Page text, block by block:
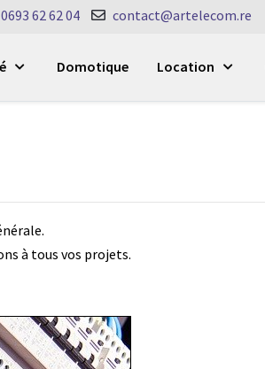
0693 62 62 04 contact@artelecom.re
Domotique Location
à tous vos projets.